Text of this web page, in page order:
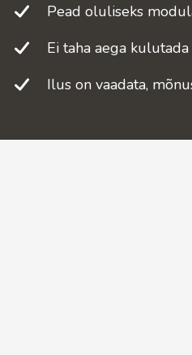
Pead oluliseks
Ei taha aega
Ilus on vaadata,